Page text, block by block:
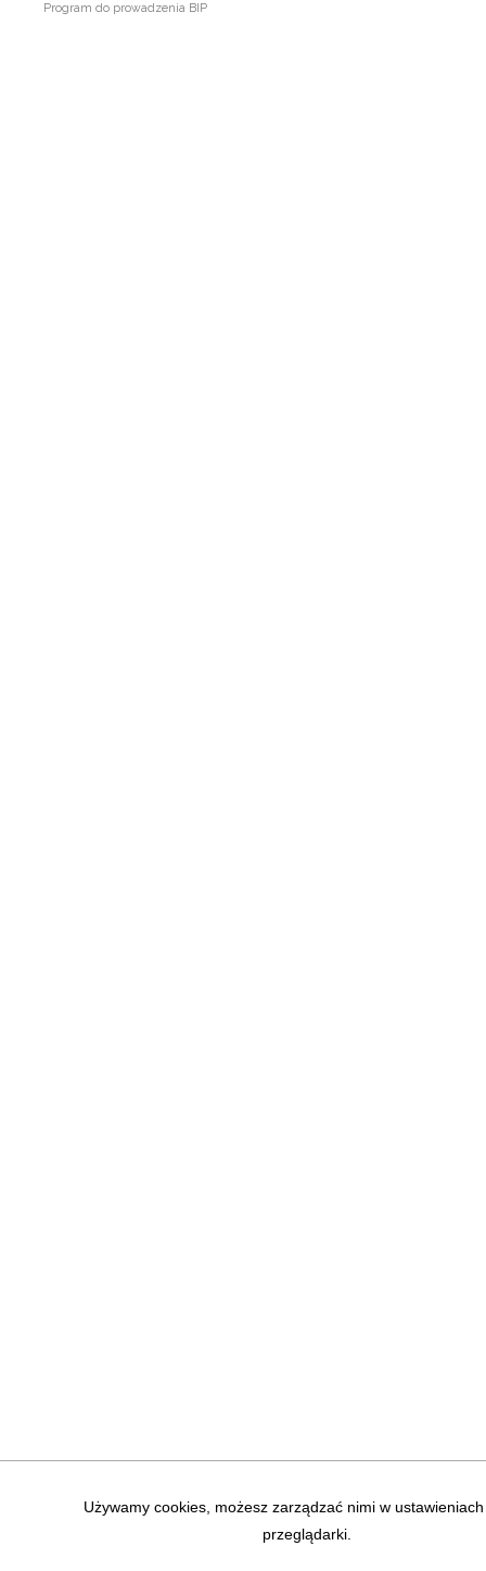
Używamy cookies, możesz zarządzać nimi w
przeglądarki.
Program do prowadzenia BIP